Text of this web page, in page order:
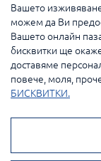
Гърция
Франция
Вашето изживяване
можем да Ви
Вашето онлайн
бисквитки ще
доставяме
повече, моля,
БИСКВИТКИ.